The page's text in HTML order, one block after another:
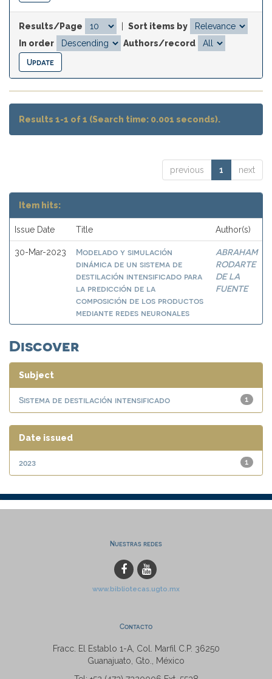
Results/Page
Sort items by
In order
Authors/record
Results 1-1 of 1 (Search time: 0.001 seconds).
previous 1 next
Item hits:
Issue Date Title Author(s)
30-Mar-2023
Modelado y simulación
dinámica de un sistema de
destilación intensificado para
la predicción de la
composición de los productos
mediante redes neuronales
ABRAHAM
RODARTE
DE LA
FUENTE
Discover
Subject
1
Sistema de destilación intensificado
Date issued
1
2023
Nuestras redes
www.bibliotecas.ugto.mx
Contacto
Fracc. El Establo 1-A, Col. Marfil C.P. 36250
Guanajuato, Gto., México